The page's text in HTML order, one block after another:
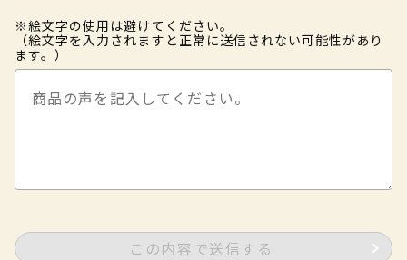
※絵文字の使用は避けてください。
（絵文字を入力されますと正常に送信されない可能性があり
ます。）
この内容で送信する